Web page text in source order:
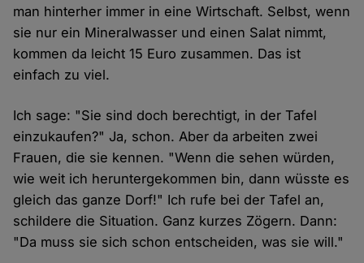
man hinterher immer in eine Wirtschaft. Selbst, wenn
sie nur ein Mineralwasser und einen Salat nimmt,
kommen da leicht 15 Euro zusammen. Das ist
einfach zu viel.
Ich sage: "Sie sind doch berechtigt, in der Tafel
einzukaufen?" Ja, schon. Aber da arbeiten zwei
Frauen, die sie kennen. "Wenn die sehen würden,
wie weit ich heruntergekommen bin, dann wüsste es
gleich das ganze Dorf!" Ich rufe bei der Tafel an,
schildere die Situation. Ganz kurzes Zögern. Dann:
"Da muss sie sich schon entscheiden, was sie will."